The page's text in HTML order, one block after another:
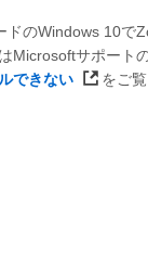
ドのWindows 10で
Microsoftサポート
できない
をご覧